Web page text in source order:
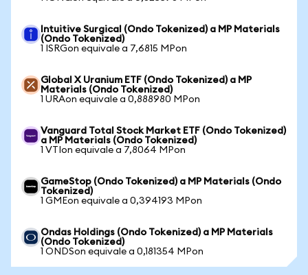
Intuitive Surgical (Ondo Tokenized) a MP Materials
(Ondo Tokenized)
1 ISRGon equivale a 7,6815 MPon
Global X Uranium ETF (Ondo Tokenized) a MP
Materials (Ondo Tokenized)
1 URAon equivale a 0,888980 MPon
Vanguard Total Stock Market ETF (Ondo Tokenized)
a MP Materials (Ondo Tokenized)
1 VTIon equivale a 7,8064 MPon
GameStop (Ondo Tokenized) a MP Materials (Ondo
Tokenized)
1 GMEon equivale a 0,394193 MPon
Ondas Holdings (Ondo Tokenized) a MP Materials
(Ondo Tokenized)
1 ONDSon equivale a 0,181354 MPon